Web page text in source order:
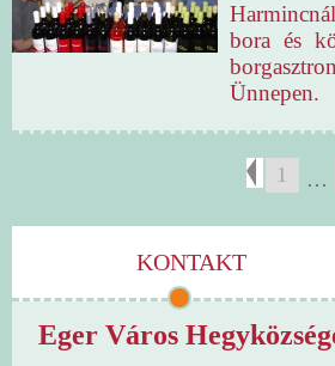
bora és
Ünnepen.
1 …
KONTAKT
Eger Város